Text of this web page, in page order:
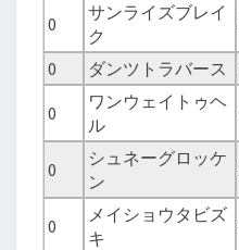
0
サンライズブレイ
ク
0 ダンツトラバース
0
ワンウェイトゥヘ
ル
0
シュネーグロッケ
ン
0
メイショウタビズ
キ